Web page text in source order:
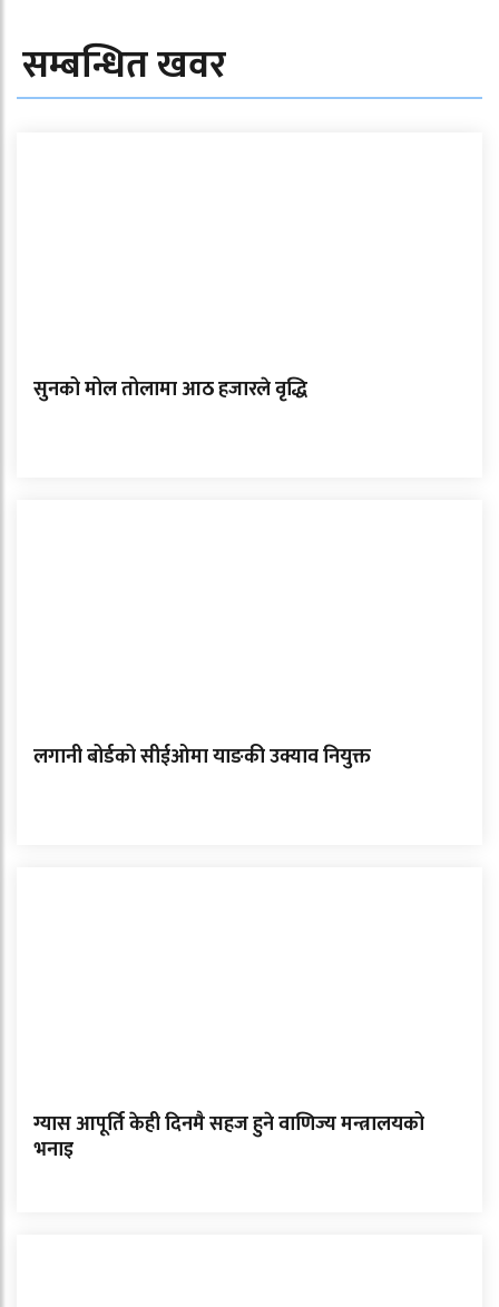
सम्बन्धित खवर
सुनको मोल तोलामा आठ हजारले वृद्धि
लगानी बोर्डको सीईओमा याङकी उक्याव नियुक्त
ग्यास आपूर्ति केही दिनमै सहज हुने वाणिज्य मन्त्रालयको
भनाइ